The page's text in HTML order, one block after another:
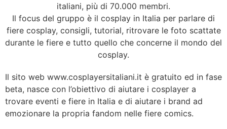
italiani, più di 70.000 membri.
Il focus del gruppo è il cosplay in Italia per parlare di
fiere cosplay, consigli, tutorial, ritrovare le foto scattate
durante le fiere e tutto quello che concerne il mondo del
cosplay.
Il sito web www.cosplayersitaliani.it è gratuito ed in fase
beta, nasce con l’obiettivo di aiutare i cosplayer a
trovare eventi e fiere in Italia e di aiutare i brand ad
emozionare la propria fandom nelle fiere comics.